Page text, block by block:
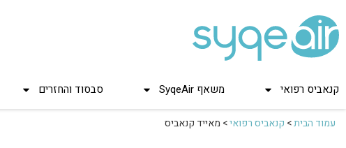
קנאביס רפואי משאף SyqeAir סבסוד והחזרים
עמוד הבית> קנאביס רפואי> מאייד קנאביס